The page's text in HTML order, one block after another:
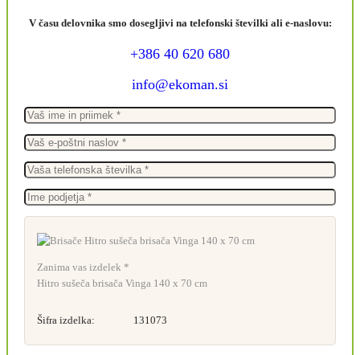
V času delovnika smo dosegljivi na telefonski številki ali e-naslovu:
+386 40 620 680
info@ekoman.si
Zanima vas izdelek *
Hitro sušeča brisača Vinga 140 x 70 cm
Šifra izdelka: 131073